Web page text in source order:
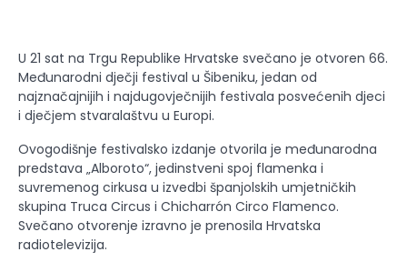
U 21 sat na Trgu Republike Hrvatske svečano je otvoren 66.
Međunarodni dječji festival u Šibeniku, jedan od
najznačajnijih i najdugovječnijih festivala posvećenih djeci
i dječjem stvaralaštvu u Europi.
Ovogodišnje festivalsko izdanje otvorila je međunarodna
predstava „Alboroto“, jedinstveni spoj flamenka i
suvremenog cirkusa u izvedbi španjolskih umjetničkih
skupina Truca Circus i Chicharrón Circo Flamenco.
Svečano otvorenje izravno je prenosila Hrvatska
radiotelevizija.